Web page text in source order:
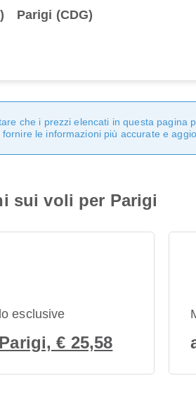
Parigi (CDG)
che i prezzi elencati in questa pagina
le informazioni più accurate e
sui voli per Parigi
esclusive
€ 25,58